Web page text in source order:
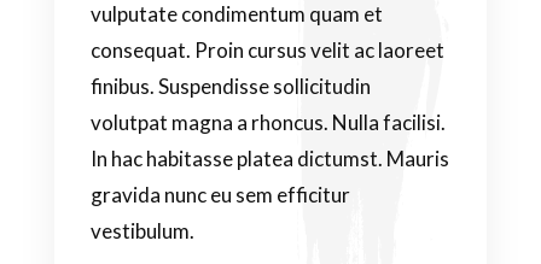
vulputate condimentum quam et
consequat. Proin cursus velit ac laoreet
finibus. Suspendisse sollicitudin
volutpat magna a rhoncus. Nulla facilisi.
In hac habitasse platea dictumst. Mauris
gravida nunc eu sem efficitur
vestibulum.